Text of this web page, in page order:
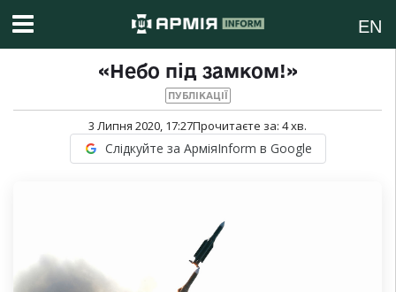
EN
«Небо під замком!»
ПУБЛІКАЦІЇ
3 Липня 2020, 17:27Прочитаєте за: 4хв.
Слідкуйте за АрміяInform в Google